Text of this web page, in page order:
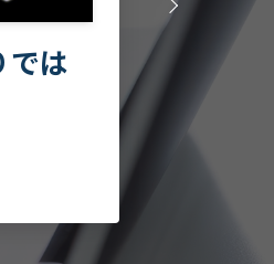
はどう変
来性とこ